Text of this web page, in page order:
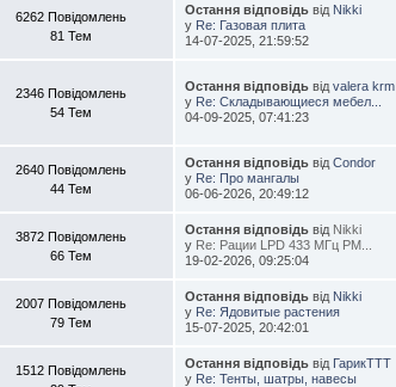
6262 Повідомлень
81 Тем
Остання відповідьвід Nikki
у Re: Газовая плита
14-07-2025, 21:59:52
2346 Повідомлень
54 Тем
Остання відповідьвід valera krm
у Re: Складывающиеся мебел...
04-09-2025, 07:41:23
2640 Повідомлень
44 Тем
Остання відповідьвід Condor
у Re: Про мангалы
06-06-2026, 20:49:12
3872 Повідомлень
66 Тем
Остання відповідьвід Nikki
у Re: Рации LPD 433 МГц PM...
19-02-2026, 09:25:04
2007 Повідомлень
79 Тем
Остання відповідьвід Nikki
у Re: Ядовитые растения
15-07-2025, 20:42:01
1512 Повідомлень
Остання відповідьвід ГарикTTT
у Re: Тенты, шатры, навесы